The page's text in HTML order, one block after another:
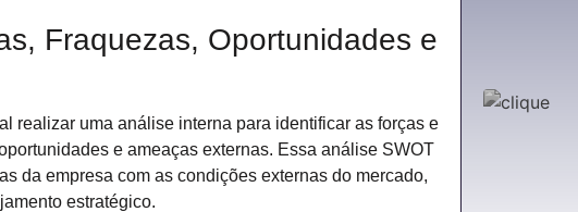
Fraquezas, Oportunidades e
realizar uma análise interna para identificar as forças e
e ameaças externas. Essa análise SWOT
da empresa com as condições externas do mercado,
estratégico.